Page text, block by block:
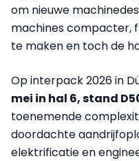
om nieuwe
machines compacter,
te maken en toch de
Op interpack 2026 in
mei in hal 6, stand
toenemende
doordachte
elektrificatie en